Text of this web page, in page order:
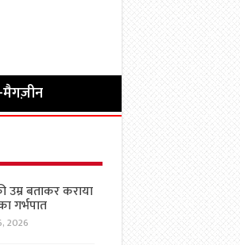
बताकर कराया
गर्भपात
2026